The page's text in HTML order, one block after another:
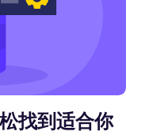
找到适合你